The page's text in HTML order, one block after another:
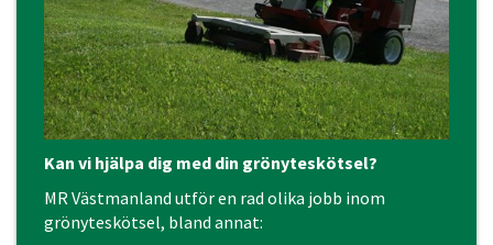
Kan vi hjälpa dig med din grönyteskötsel?
MR Västmanland utför en rad olika jobb inom
grönyteskötsel, bland annat: